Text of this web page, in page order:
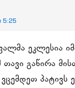
5:25
ეკლესია
გაწირა
პატივს